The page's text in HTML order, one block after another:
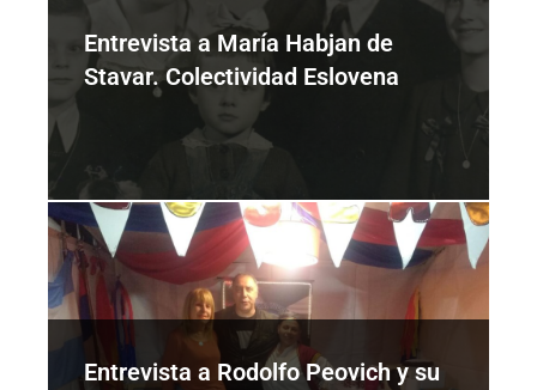
Entrevista a María Habjan de
Stavar. Colectividad Eslovena
Entrevista a Rodolfo Peovich y su